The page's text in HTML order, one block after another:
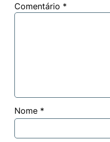
Comentário *
Nome *